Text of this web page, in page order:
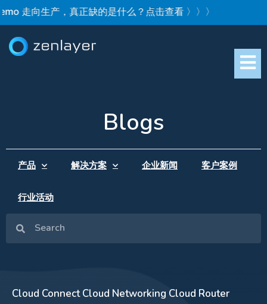
向生产，真正缺的是什么？点击查看 〉〉〉
Blogs
产品 解决方案 企业新闻 客户案例
行业活动
Cloud Connect Cloud Networking Cloud Router